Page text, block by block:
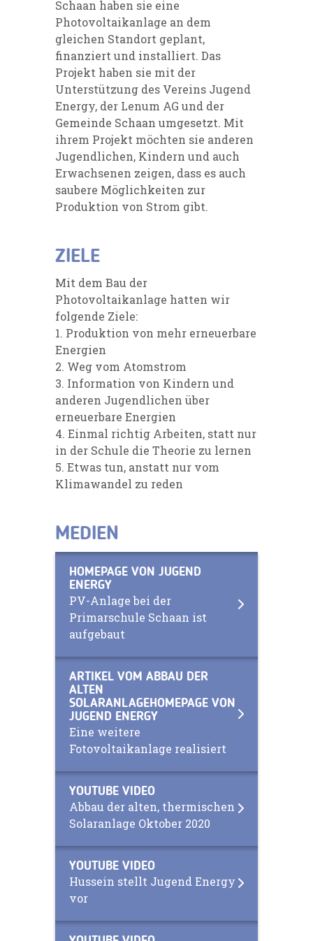
Schaan haben sie eine
Photovoltaikanlage an dem
gleichen Standort geplant,
finanziert und installiert. Das
Projekt haben sie mit der
Unterstützung des Vereins Jugend
Energy, der Lenum AG und der
Gemeinde Schaan umgesetzt. Mit
ihrem Projekt möchten sie anderen
Jugendlichen, Kindern und auch
Erwachsenen zeigen, dass es auch
saubere Möglichkeiten zur
Produktion von Strom gibt.
ZIELE
Mit dem Bau der
Photovoltaikanlage hatten wir
folgende Ziele:
1. Produktion von mehr erneuerbare
Energien
2. Weg vom Atomstrom
3. Information von Kindern und
anderen Jugendlichen über
erneuerbare Energien
4. Einmal richtig Arbeiten, statt nur
in der Schule die Theorie zu lernen
5. Etwas tun, anstatt nur vom
Klimawandel zu reden
MEDIEN
HOMEPAGE VON JUGEND
ENERGY
PV-Anlage bei der
Primarschule Schaan ist
aufgebaut
ARTIKEL VOM ABBAU DER
ALTEN
SOLARANLAGEHOMEPAGE VON
JUGEND ENERGY
Eine weitere
Fotovoltaikanlage realisiert
YOUTUBE VIDEO
Abbau der alten, thermischen
Solaranlage Oktober 2020
YOUTUBE VIDEO
Hussein stellt Jugend Energy
vor